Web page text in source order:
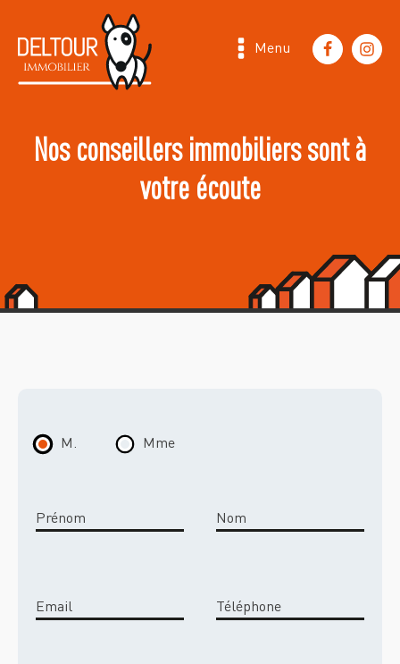
Menu
Nos conseillers immobiliers sont à
votre écoute
M. Mme
Prénom Nom
Email Téléphone